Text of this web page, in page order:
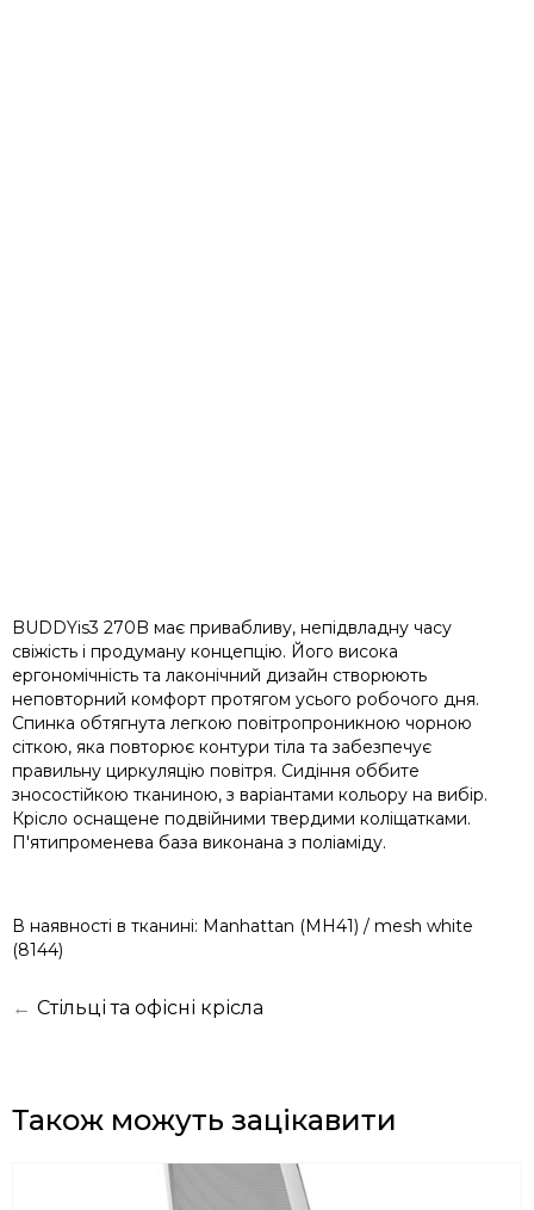
BUDDYis3 270B має привабливу, непідвладну часу
свіжість і продуману концепцію. Його висока
ергономічність та лаконічний дизайн створюють
неповторний комфорт протягом усього робочого дня.
Спинка обтягнута легкою повітропроникною чорною
сіткою, яка повторює контури тіла та забезпечує
правильну циркуляцію повітря. Сидіння оббите
зносостійкою тканиною, з варіантами кольору на вибір.
Крісло оснащене подвійними твердими коліщатками.
П'ятипроменева база виконана з поліаміду.
В наявності в тканині: Manhattan (MH41) / mesh white
(8144)
← Стільці та офісні крісла
Також можуть зацікавити